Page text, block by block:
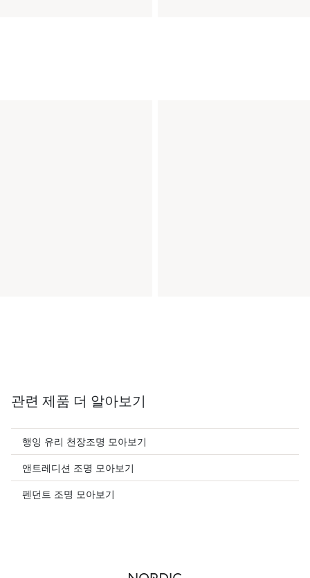
관련 제품 더 알아보기
행잉 유리 천장조명 모아보기
앤트레디션 조명 모아보기
펜던트 조명 모아보기